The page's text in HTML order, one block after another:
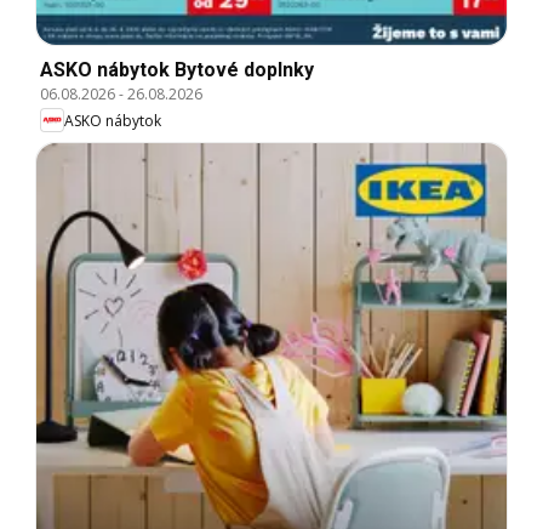
ASKO nábytok Bytové doplnky
06.08.2026-26.08.2026
ASKO nábytok